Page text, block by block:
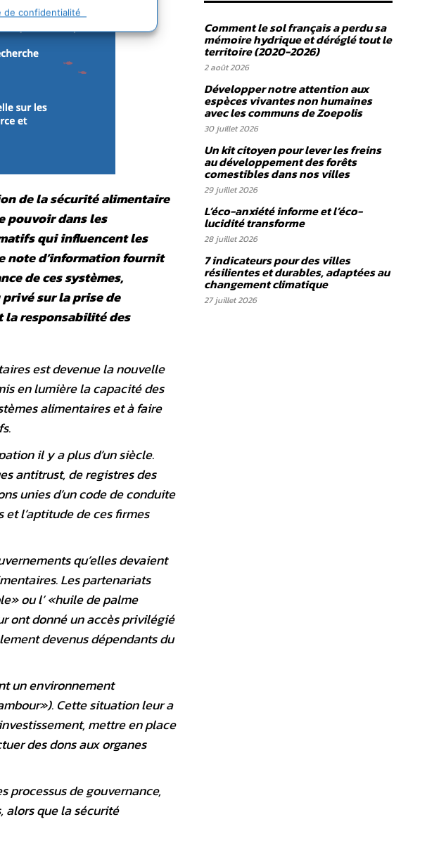
de confidentialité
de la sécurité alimentaire
pouvoir dans les
qui influencent les
note d’information fournit
de ces systèmes,
sur la prise de
la responsabilité des
est devenue la nouvelle
en lumière la capacité des
alimentaires et à faire
il y a plus d’un siècle.
antitrust, de registres des
unies d’un code de conduite
l’aptitude de ces firmes
qu’elles devaient
Les partenariats
ou l’ «huile de palme
ont donné un accès privilégié
devenus dépendants du
un environnement
Cette situation leur a
mettre en place
des dons aux organes
processus de gouvernance,
alors que la sécurité
Comment le sol français a perdu sa
mémoire hydrique et déréglé tout le
territoire (2020-2026)
2 août 2026
Développer notre attention aux
espèces vivantes non humaines
avec les communs de Zoepolis
30 juillet 2026
Un kit citoyen pour lever les freins
au développement des forêts
comestibles dans nos villes
29 juillet 2026
L’éco-anxiété informe et l’éco-
lucidité transforme
28 juillet 2026
7 indicateurs pour des villes
résilientes et durables, adaptées au
changement climatique
27 juillet 2026